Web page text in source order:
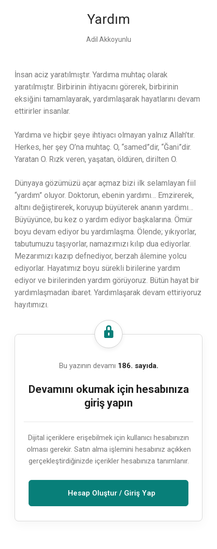
Yardım
Adil Akkoyunlu
İnsan aciz yaratılmıştır. Yardıma muhtaç olarak
yaratılmıştır. Birbirinin ihtiyacını görerek, birbirinin
eksiğini tamamlayarak, yardımlaşarak hayatlarını devam
ettirirler insanlar.
Yardıma ve hiçbir şeye ihtiyacı olmayan yalnız Allah’tır.
Herkes, her şey O’na muhtaç. O, “samed”dir, “Ğani”dir.
Yaratan O. Rızk veren, yaşatan, öldüren, dirilten O.
Dünyaya gözümüzü açar açmaz bizi ilk selamlayan fiil
“yardım” oluyor. Doktorun, ebenin yardımı… Emzirerek,
altını değiştirerek, koruyup büyüterek ananın yardımı…
Büyüyünce, bu kez o yardım ediyor başkalarına. Ömür
boyu devam ediyor bu yardımlaşma. Ölende; yıkıyorlar,
tabutumuzu taşıyorlar, namazımızı kılıp dua ediyorlar.
Mezarımızı kazıp defnediyor, berzah âlemine yolcu
ediyorlar. Hayatımız boyu sürekli birilerine yardım
ediyor ve birilerinden yardım görüyoruz. Bütün hayat bir
yardımlaşmadan ibaret. Yardımlaşarak devam ettiriyoruz
hayıtımızı.
Bu yazının devamı 186. sayıda.
Devamını okumak için hesabınıza
giriş yapın
Dijital içeriklere erişebilmek için kullanıcı hesabınızın
olması gerekir. Satın alma işlemini hesabınız açıkken
gerçekleştirdiğinizde içerikler hesabınıza tanımlanır.
Hesap Oluştur / Giriş Yap